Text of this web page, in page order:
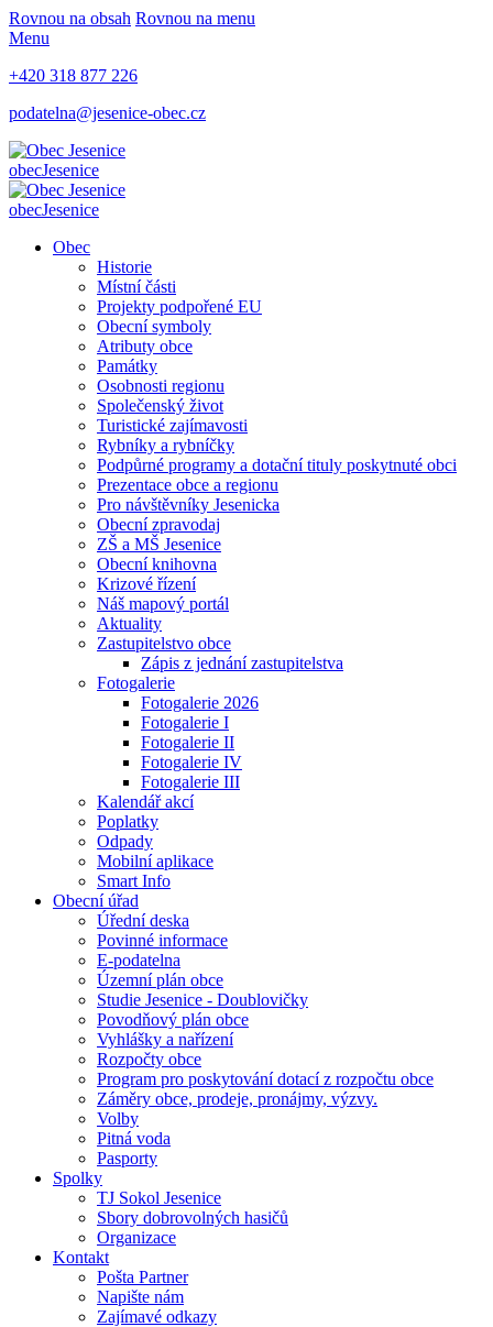
Rovnou na obsah Rovnou na menu
Menu
+420 318 877 226
podatelna@jesenice-obec.cz
obecJesenice
obecJesenice
Obec
Historie
Místní části
Projekty podpořené EU
Obecní symboly
Atributy obce
Památky
Osobnosti regionu
Společenský život
Turistické zajímavosti
Rybníky a rybníčky
Podpůrné programy a dotační tituly poskytnuté obci
Prezentace obce a regionu
Pro návštěvníky Jesenicka
Obecní zpravodaj
ZŠ a MŠ Jesenice
Obecní knihovna
Krizové řízení
Náš mapový portál
Aktuality
Zastupitelstvo obce
Zápis z jednání zastupitelstva
Fotogalerie
Fotogalerie 2026
Fotogalerie I
Fotogalerie II
Fotogalerie IV
Fotogalerie III
Kalendář akcí
Poplatky
Odpady
Mobilní aplikace
Smart Info
Obecní úřad
Úřední deska
Povinné informace
E-podatelna
Územní plán obce
Studie Jesenice - Doublovičky
Povodňový plán obce
Vyhlášky a nařízení
Rozpočty obce
Program pro poskytování dotací z rozpočtu obce
Záměry obce, prodeje, pronájmy, výzvy.
Volby
Pitná voda
Pasporty
Spolky
TJ Sokol Jesenice
Sbory dobrovolných hasičů
Organizace
Kontakt
Pošta Partner
Napište nám
Zajímavé odkazy